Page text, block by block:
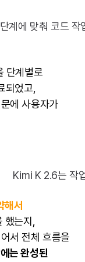
단계별로
되었고,
에 사용자가
해서
는지,
서 전체 흐름을
는 완성된